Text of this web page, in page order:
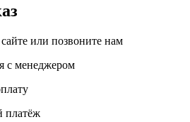
сайте или позвоните нам
с менеджером
платёж